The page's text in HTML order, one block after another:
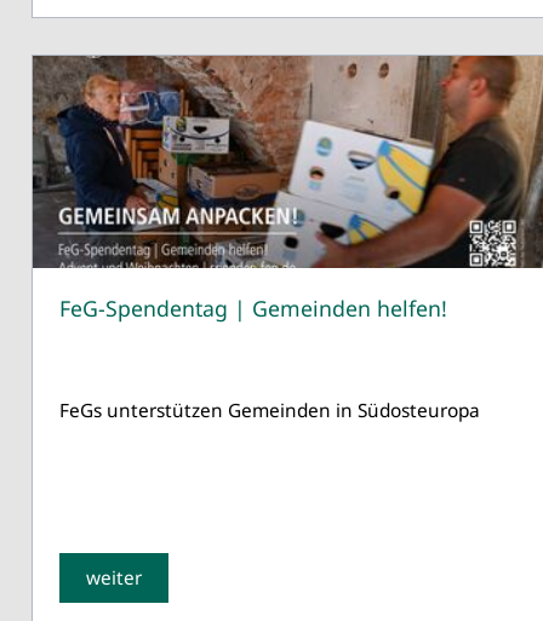
FeG-Spendentag | Gemeinden helfen!
FeGs unterstützen Gemeinden in Südosteuropa
weiter